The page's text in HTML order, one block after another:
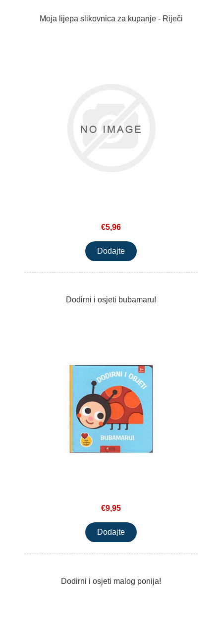
Moja lijepa slikovnica za kupanje - Riječi
€5,96
Dodirni i osjeti bubamaru!
€9,95
Dodirni i osjeti malog ponija!